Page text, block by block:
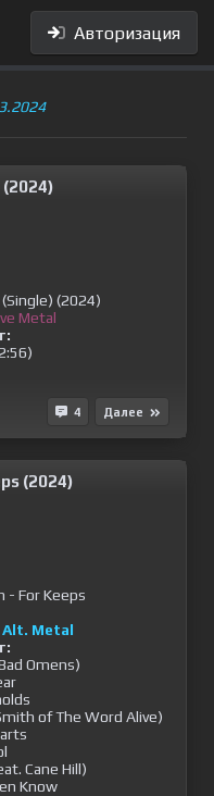
Авторизация
(2024)
Metal
4 Далее
(2024)
Metal
Omens)
of The Word Alive)
Cane Hill)
Know